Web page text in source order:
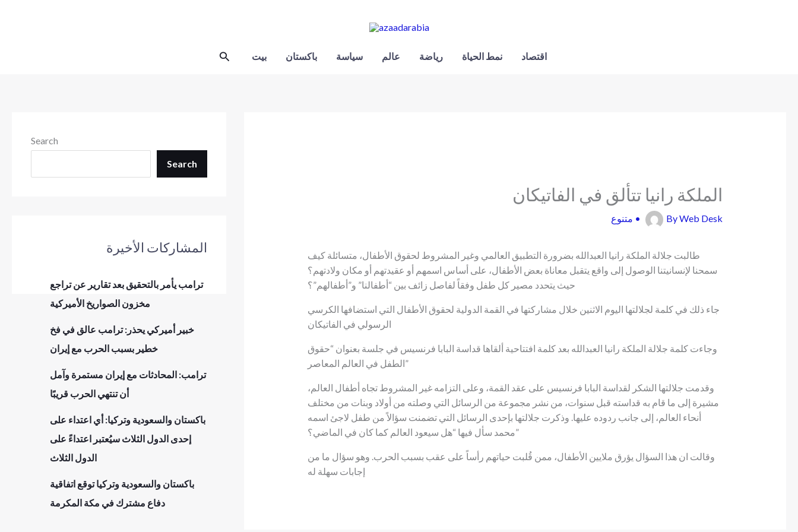
Search بيت باكستان سياسة عالم رياضة نمط الحياة اقتصاد
Search
Search
المشاركات الأخيرة
ترامب يأمر بالتحقيق بعد تقارير عن تراجع
مخزون الصواريخ الأميركية
خبير أميركي يحذر: ترامب عالق في فخ
خطير بسبب الحرب مع إيران
ترامب: المحادثات مع إيران مستمرة وآمل
أن تنتهي الحرب قريبًا
باكستان والسعودية وتركيا: أي اعتداء على
إحدى الدول الثلاث سيُعتبر اعتداءً على
الدول الثلاث
باكستان والسعودية وتركيا توقع اتفاقية
دفاع مشترك في مكة المكرمة
الملكة رانيا تتألق في الفاتيكان
متنوع • ByWeb Desk
طالبت جلالة الملكة رانيا العبدالله بضرورة التطبيق العالمي وغير المشروط لحقوق الأطفال، متسائلة كيف
سمحنا لإنسانيتنا الوصول إلى واقع يتقبل معاناة بعض الأطفال، على أساس اسمهم أو عقيدتهم أو مكان ولادتهم؟
حيث يتحدد مصير كل طفل وفقاً لفاصل زائف بين “أطفالنا” و”أطفالهم”؟
جاء ذلك في كلمة لجلالتها اليوم الاثنين خلال مشاركتها في القمة الدولية لحقوق الأطفال التي استضافها الكرسي
الرسولي في الفاتيكان
وجاءت كلمة جلالة الملكة رانيا العبدالله بعد كلمة افتتاحية ألقاها قداسة البابا فرنسيس في جلسة بعنوان “حقوق
الطفل في العالم المعاصر”
وقدمت جلالتها الشكر لقداسة البابا فرنسيس على عقد القمة، وعلى التزامه غير المشروط تجاه أطفال العالم،
مشيرة إلى ما قام به قداسته قبل سنوات، من نشر مجموعة من الرسائل التي وصلته من أولاد وبنات من مختلف
أنحاء العالم، إلى جانب ردوده عليها. وذكرت جلالتها بإحدى الرسائل التي تضمنت سؤالاً من طفل لاجئ اسمه
محمد سأل فيها “هل سيعود العالم كما كان في الماضي؟”
وقالت ان هذا السؤال يؤرق ملايين الأطفال، ممن قُلبت حياتهم رأساً على عقب بسبب الحرب. وهو سؤال ما من
إجابات سهلة له